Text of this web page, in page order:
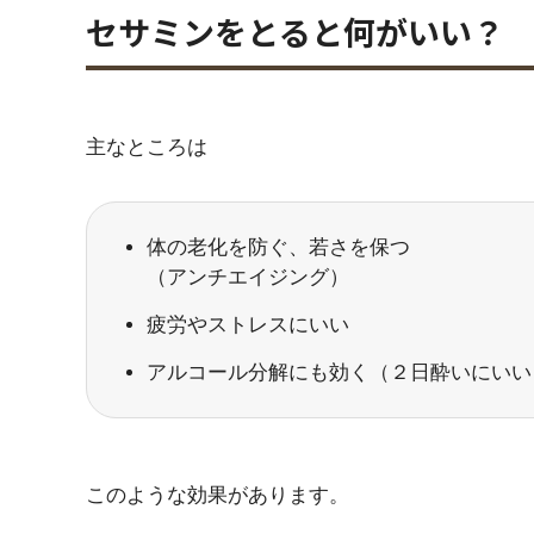
セサミンをとると何がいい？
主なところは
体の老化を防ぐ、若さを保つ
（アンチエイジング）
疲労やストレスにいい
アルコール分解にも効く（２日酔いにい
このような効果があります。